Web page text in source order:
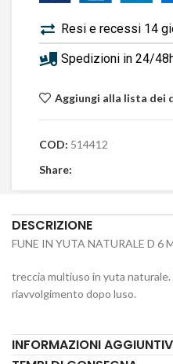
Resi e recessi 14
Spedizioni in 24/
Aggiungi alla lista dei
COD: 514412
Share:
DESCRIZIONE
FUNE IN YUTA NATURALE D 6
treccia multiuso in yuta
riavvolgimento dopo luso.
INFORMAZIONI